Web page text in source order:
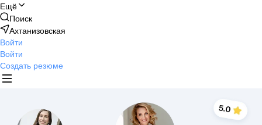
Ещё
Поиск
Ахтанизовская
Войти
Войти
Создать резюме